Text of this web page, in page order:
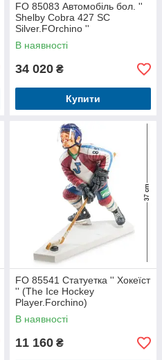
FO 85083 Автомобіль бол. ''
Shelby Cobra 427 SC
Silver.FOrchino ''
В наявності
34 020 ₴
Купити
FO 85541 Статуетка '' Хокеїст
'' (The Ice Hockey
Player.Forchino)
В наявності
11 160 ₴